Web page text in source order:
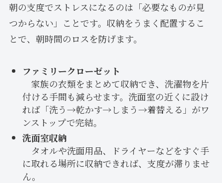
朝の支度でストレスになるのは「必要なものが見
つからない」ことです。収納をうまく配置するこ
とで、朝時間のロスを防げます。
ファミリークローゼット
家族の衣類をまとめて収納でき、洗濯物を片
付ける手間も減らせます。洗面室の近くに設け
れば「洗う→乾かす→しまう→着替える」がワ
ンストップで完結。
洗面室収納
タオルや洗面用品、ドライヤーなどをすぐ手
に取れる場所に収納できれば、支度が滞りませ
ん。